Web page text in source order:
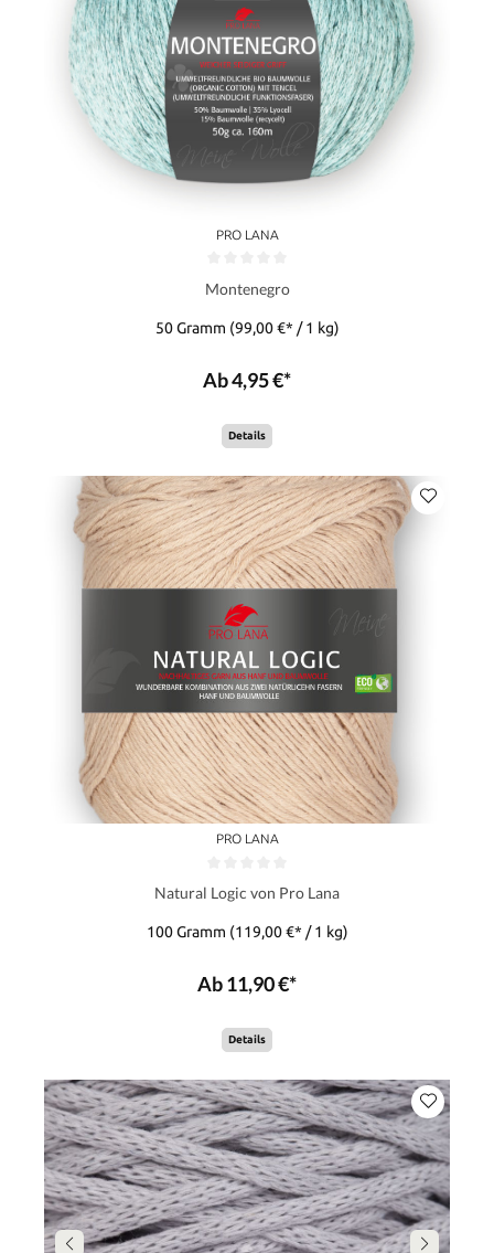
PRO LANA
Montenegro
50 Gramm (99,00 €* / 1 kg)
Ab 4,95 €*
Details
PRO LANA
Natural Logic von Pro Lana
100 Gramm (119,00 €* / 1 kg)
Ab 11,90 €*
Details